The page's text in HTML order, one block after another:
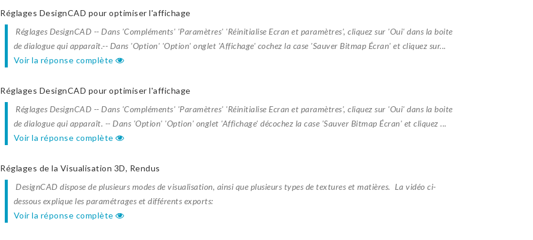
Réglages DesignCAD pour optimiser l'affichage
Réglages DesignCAD -- Dans 'Compléments' 'Paramètres' 'Réinitialise Ecran et paramètres', cliquez sur 'Oui' dans la boite
de dialogue qui apparaît.-- Dans 'Option' 'Option' onglet 'Affichage' cochez la case 'Sauver Bitmap Écran' et cliquez sur...
Voir la réponse complète
Réglages DesignCAD pour optimiser l'affichage
Réglages DesignCAD -- Dans 'Compléments' 'Paramètres' 'Réinitialise Ecran et paramètres', cliquez sur 'Oui' dans la boite
de dialogue qui apparaît. -- Dans 'Option' 'Option' onglet 'Affichage' décochez la case 'Sauver Bitmap Écran' et cliquez ...
Voir la réponse complète
Réglages de la Visualisation 3D, Rendus
DesignCAD dispose de plusieurs modes de visualisation, ainsi que plusieurs types de textures et matières. La vidéo ci-
dessous explique les paramétrages et différents exports:
Voir la réponse complète